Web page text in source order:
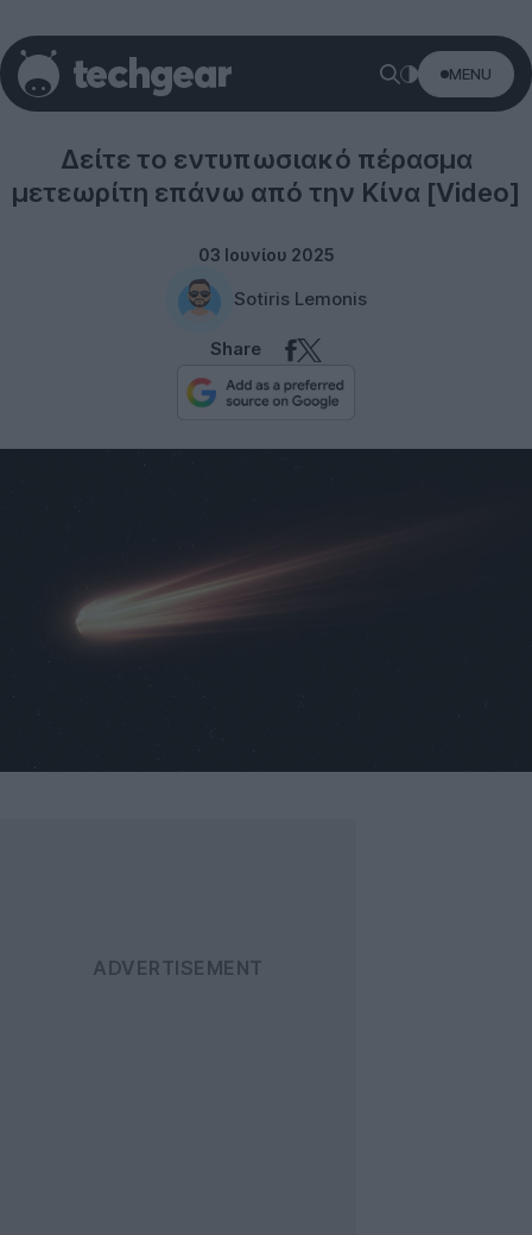
MENU
Δείτε το εντυπωσιακό πέρασμα
μετεωρίτη επάνω από την Κίνα [Video]
03 Ιουνίου 2025
Sotiris Lemonis
Share